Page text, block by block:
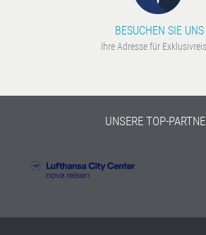
BESUCHEN SIE UNS
Ihre Adresse für
UNSERE TOP-